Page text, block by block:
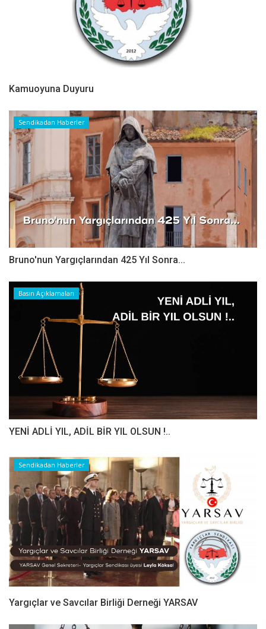
Kamuoyuna Duyuru
Sendikadan Haberler
Bruno'nun Yargıçlarından 425 Yıl Sonra...
Basın Açıklamaları
YENİ ADLİ YIL, ADİL BİR YIL OLSUN !..
Sendikadan Haberler
Yargıçlar ve Savcılar Birliği Derneği YARSAV